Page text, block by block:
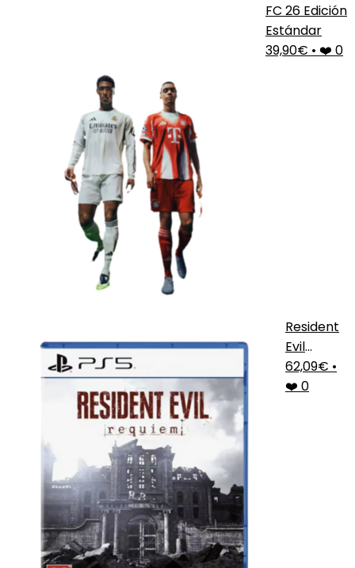
FC 26 Edición
Estándar
39,90€ • ❤️ 0
Resident
Evil
Requiem
PS5
62,09€ •
❤️ 0